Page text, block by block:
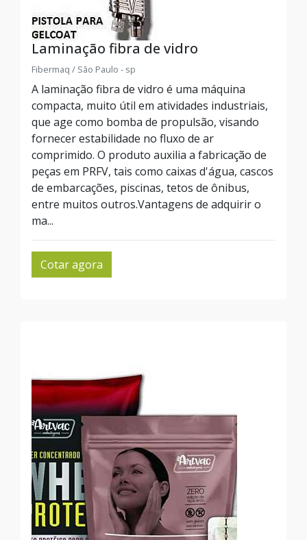
Laminação fibra de vidro
Fibermaq / São Paulo - sp
A laminação fibra de vidro é uma máquina
compacta, muito útil em atividades industriais,
que age como bomba de propulsão, visando
fornecer estabilidade no fluxo de ar
comprimido. O produto auxilia a fabricação de
peças em PRFV, tais como caixas d'água, cascos
de embarcações, piscinas, tetos de ônibus,
entre muitos outros.Vantagens de adquirir o
ma...
Cotar agora